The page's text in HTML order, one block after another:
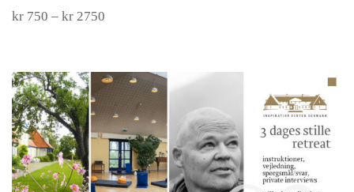
kr750 – kr2750Prisområde:
Maribo weekend retreat